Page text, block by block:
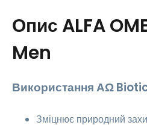
Опис ALFA
Men
ВикористанняΑΩ
Зміцнює природний